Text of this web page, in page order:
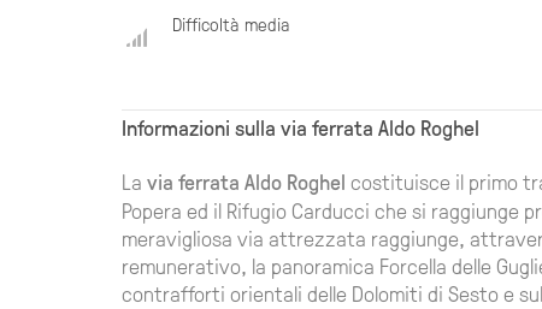
Difficoltà media
Informazioni sulla via ferrata Aldo Roghel
La via ferrata Aldo Roghel costituisce il primo
Popera ed il Rifugio Carducci che si raggiunge
meravigliosa via attrezzata raggiunge,
remunerativo, la panoramica Forcella delle
contrafforti orientali delle Dolomiti di Sesto e